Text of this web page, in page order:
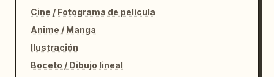
Cine / Fotograma de película
Anime / Manga
Ilustración
Boceto / Dibujo lineal